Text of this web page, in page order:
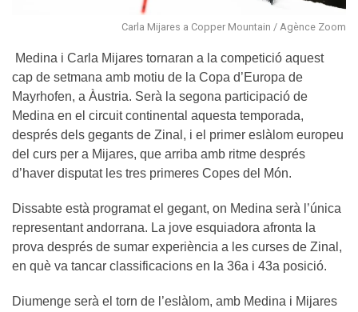
Carla Mijares a Copper Mountain / Agènce Zoom
Medina i Carla Mijares tornaran a la competició aquest
cap de setmana amb motiu de la Copa d’Europa de
Mayrhofen, a Àustria. Serà la segona participació de
Medina en el circuit continental aquesta temporada,
després dels gegants de Zinal, i el primer eslàlom europeu
del curs per a Mijares, que arriba amb ritme després
d’haver disputat les tres primeres Copes del Món.
Dissabte està programat el gegant, on Medina serà l’única
representant andorrana. La jove esquiadora afronta la
prova després de sumar experiència a les curses de Zinal,
en què va tancar classificacions en la 36a i 43a posició.
Diumenge serà el torn de l’eslàlom, amb Medina i Mijares